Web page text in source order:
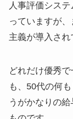
人事評価シス
っていますが
主義が導入され
どれだけ優秀
も、50代の何
うがかなりの